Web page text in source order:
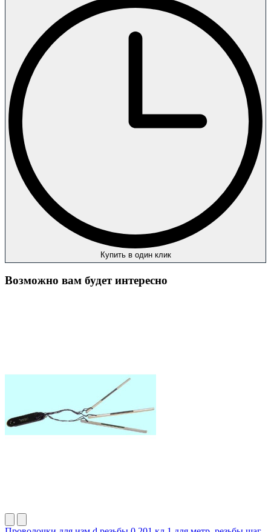
Купить в один клик
Возможно вам будет интересно